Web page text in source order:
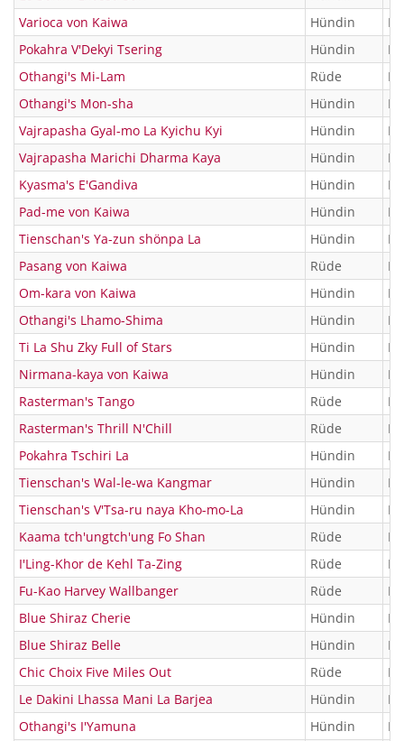
Varioca von Kaiwa
Hündin
Pokahra V'Dekyi Tsering
Hündin
Othangi's Mi-Lam
Rüde
Othangi's Mon-sha
Hündin
Vajrapasha Gyal-mo La Kyichu Kyi
Hündin
Vajrapasha Marichi Dharma Kaya
Hündin
Kyasma's E'Gandiva
Hündin
Pad-me von Kaiwa
Hündin
Tienschan's Ya-zun shönpa La
Hündin
Pasang von Kaiwa
Rüde
Om-kara von Kaiwa
Hündin
Othangi's Lhamo-Shima
Hündin
Ti La Shu Zky Full of Stars
Hündin
Nirmana-kaya von Kaiwa
Hündin
Rasterman's Tango
Rüde
Rasterman's Thrill N'Chill
Rüde
Pokahra Tschiri La
Hündin
Tienschan's Wal-le-wa Kangmar
Hündin
Tienschan's V'Tsa-ru naya Kho-mo-La
Hündin
Kaama tch'ungtch'ung Fo Shan
Rüde
I'Ling-Khor de Kehl Ta-Zing
Rüde
Fu-Kao Harvey Wallbanger
Rüde
Blue Shiraz Cherie
Hündin
Blue Shiraz Belle
Hündin
Chic Choix Five Miles Out
Rüde
Le Dakini Lhassa Mani La Barjea
Hündin
Othangi's I'Yamuna
Hündin